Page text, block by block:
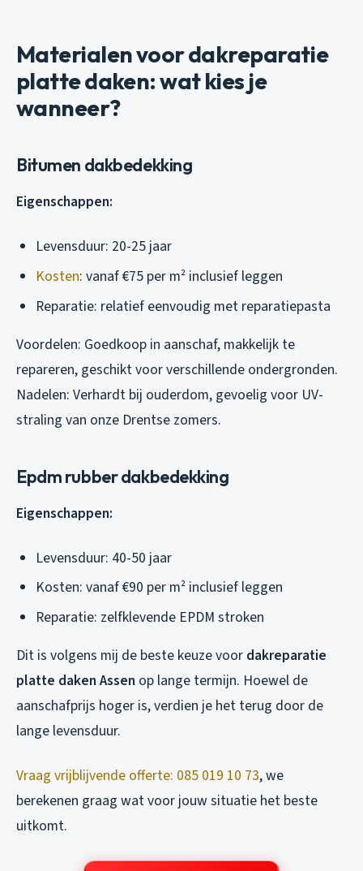
Materialen voor dakreparatie
platte daken: wat kies je
wanneer?
Bitumen dakbedekking
Eigenschappen:
Levensduur: 20-25 jaar
Kosten: vanaf €75 per m² inclusief leggen
Reparatie: relatief eenvoudig met reparatiepasta
Voordelen: Goedkoop in aanschaf, makkelijk te
repareren, geschikt voor verschillende ondergronden.
Nadelen: Verhardt bij ouderdom, gevoelig voor UV-
straling van onze Drentse zomers.
Epdm rubber dakbedekking
Eigenschappen:
Levensduur: 40-50 jaar
Kosten: vanaf €90 per m² inclusief leggen
Reparatie: zelfklevende EPDM stroken
Dit is volgens mij de beste keuze voor dakreparatie
platte daken Assen op lange termijn. Hoewel de
aanschafprijs hoger is, verdien je het terug door de
lange levensduur.
Vraag vrijblijvende offerte: 085 019 10 73, we
berekenen graag wat voor jouw situatie het beste
uitkomt.